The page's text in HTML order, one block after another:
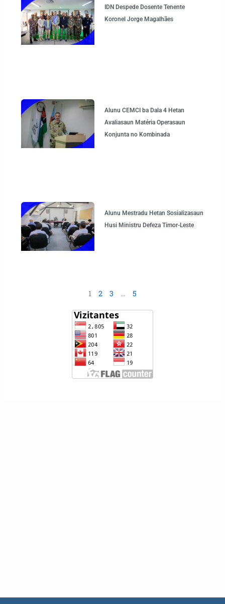
IDN Despede Dosente Tenente
Koronel Jorge Magalhães
Alunu CEMCI ba Dala 4 Hetan
Avaliasaun Matéria Operasaun
Konjunta no Kombinada
Alunu Mestradu Hetan Sosializasaun
Husi Ministru Defeza Timor-Leste
1 2 3 … 5